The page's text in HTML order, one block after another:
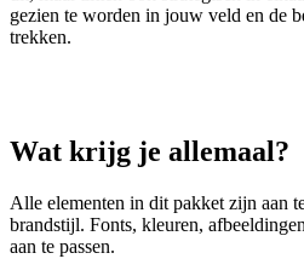
gezien te worden in jouw veld en de
trekken.
Wat krijg je allemaal?
Alle elementen in dit pakket zijn aan
brandstijl. Fonts, kleuren,
aan te passen.